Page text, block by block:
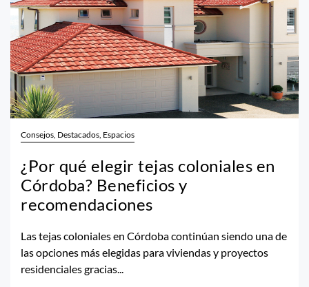
Consejos, Destacados, Espacios
¿Por qué elegir tejas coloniales en
Córdoba? Beneficios y
recomendaciones
Las tejas coloniales en Córdoba continúan siendo una de
las opciones más elegidas para viviendas y proyectos
residenciales gracias...